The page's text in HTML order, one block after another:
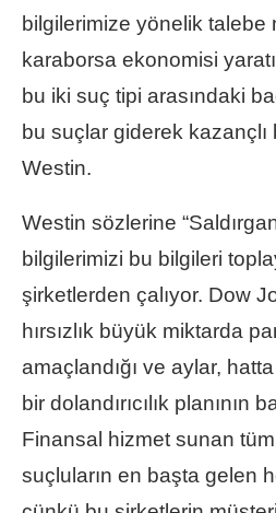
bilgilerimize yönelik talebe
karaborsa ekonomisi
bu iki suç tipi arasındaki
bu suçlar giderek kazançlı
Westin.
Westin sözlerine
bilgilerimizi bu bilgileri
şirketlerden çalıyor. Dow
hırsızlık büyük miktarda
amaçlandığı ve aylar,
bir dolandırıcılık planının
Finansal hizmet sunan
suçluların en başta gelen